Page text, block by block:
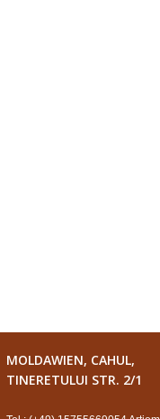
MOLDAWIEN, CAHUL,
TINERETULUI STR. 2/1